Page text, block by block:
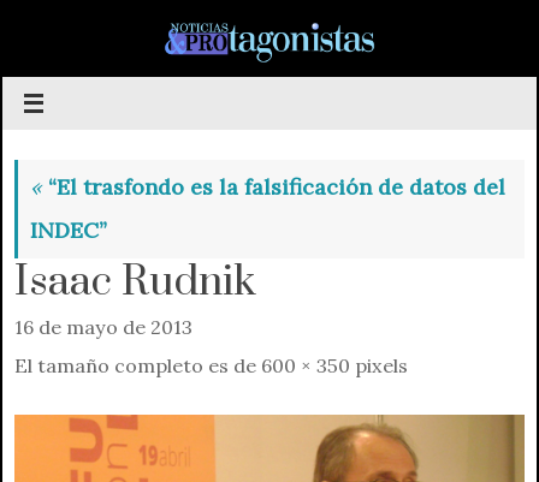
contenido
«“El trasfondo es la falsificación de datos del
INDEC”
Isaac Rudnik
16 de mayo de 2013
El tamaño completo es de 600 × 350 pixels